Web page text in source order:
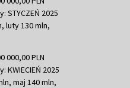
STYCZEŃ 2025
luty 130 mln,
000,00 PLN
KWIECIEŃ 2025
maj 140 mln,